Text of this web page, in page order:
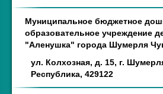
Муниципальное бюджетное
образовательное учреждение
"Аленушка" города Шумерля
ул. Колхозная, д. 15, г.
Республика, 429122